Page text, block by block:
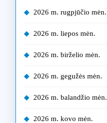
2026 m. rugpjūčio mėn.
2026 m. liepos mėn.
2026 m. birželio mėn.
2026 m. gegužės mėn.
2026 m. balandžio mėn.
2026 m. kovo mėn.